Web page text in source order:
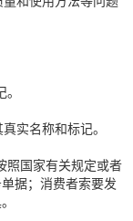
实名称和标记。
照国家有关规定或者
据；消费者索要发